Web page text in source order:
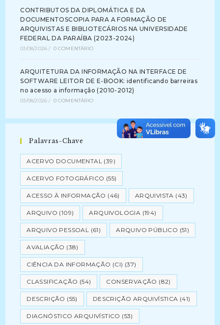
CONTRIBUTOS DA DIPLOMÁTICA E DA
DOCUMENTOSCOPIA PARA A FORMAÇÃO DE
ARQUIVISTAS E BIBLIOTECÁRIOS NA UNIVERSIDADE
FEDERAL DA PARAÍBA (2023-2024)
03/08/2026 / 0 COMENTÁRIO
ARQUITETURA DA INFORMAÇÃO NA INTERFACE DE
SOFTWARE LEITOR DE E-BOOK: identificando barreiras
no acesso a informação (2010-2012)
03/08/2026 / 0 COMENTÁRIO
Palavras-Chave
ACERVO DOCUMENTAL (39)
ACERVO FOTOGRÁFICO (55)
ACESSO À INFORMAÇÃO (46) ARQUIVISTA (43)
ARQUIVO (109) ARQUIVOLOGIA (194)
ARQUIVO PESSOAL (61) ARQUIVO PÚBLICO (51)
AVALIAÇÃO (38)
CIÊNCIA DA INFORMAÇÃO (CI) (37)
CLASSIFICAÇÃO (54) CONSERVAÇÃO (82)
DESCRIÇÃO (55) DESCRIÇÃO ARQUIVÍSTICA (41)
DIAGNÓSTICO ARQUIVÍSTICO (53)